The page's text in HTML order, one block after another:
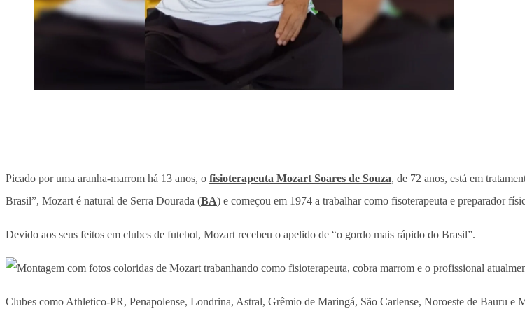
Picado por uma aranha-marrom há 13 anos, o fisioterapeuta Mozart Soares de Souza, de 72 anos, está em
Brasil”, Mozart é natural de Serra Dourada (BA) e começou em 1974 a trabalhar como fisoterapeuta e preparador
Devido aos seus feitos em clubes de futebol, Mozart recebeu o apelido de “o gordo mais rápido do Brasil”.
Clubes como Athletico-PR, Penapolense, Londrina, Astral, Grêmio de Maringá, São Carlense, Noroeste de Bauru